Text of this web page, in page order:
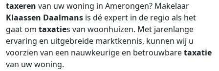
taxeren van uw woning in Amerongen? Makelaar
Klaassen Daalmans is dé expert in de regio als het
gaat om taxaties van woonhuizen. Met jarenlange
ervaring en uitgebreide marktkennis, kunnen wij u
voorzien van een nauwkeurige en betrouwbaretaxatie
van uw woning.